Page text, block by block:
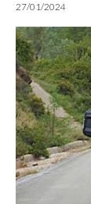
27/01/2024